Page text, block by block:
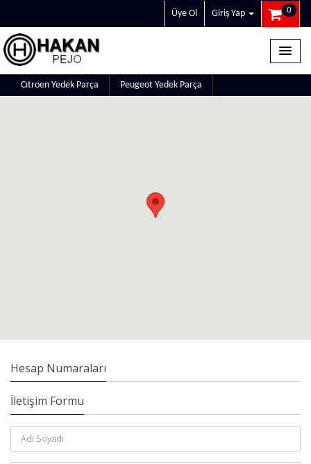
Üye Ol Giriş Yap 0
Cıtroen Yedek Parça Peugeot Yedek Parça
Hesap Numaraları
İletişim Formu